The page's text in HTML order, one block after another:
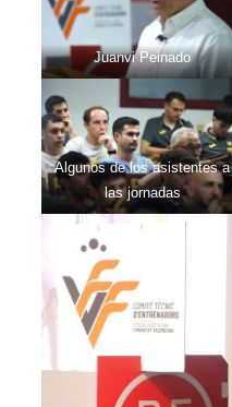
Juanvi Peinado
Algunos de los asistentes a
las jornadas